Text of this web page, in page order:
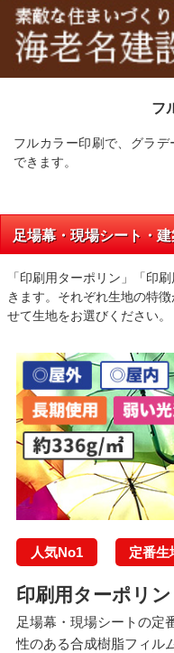
フ
フルカラー印刷で、グラ
できます。
足場幕・現場シート・
「印刷用ターポリン」「印
きます。それぞれ生地の特
せて生地をお選びください。
人気No1 定番生
印刷用ターポリン
足場幕・現場シートの定
性のある合成樹脂フィル